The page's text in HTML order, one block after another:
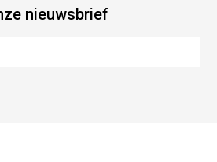
nieuwsbrief